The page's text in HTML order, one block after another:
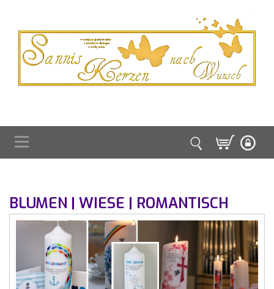
BLUMEN | WIESE | ROMANTISCH